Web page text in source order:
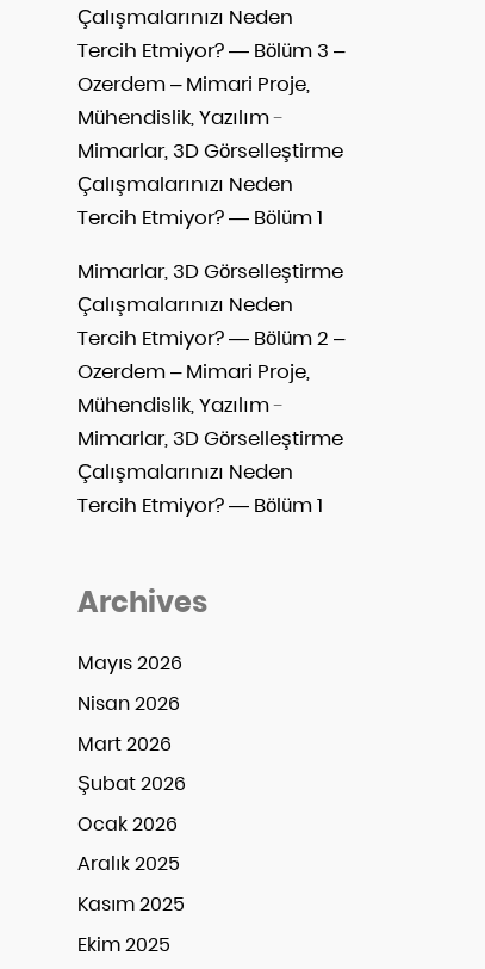
Çalışmalarınızı Neden
Tercih Etmiyor? — Bölüm 3 –
Ozerdem – Mimari Proje,
Mühendislik, Yazılım-
Mimarlar, 3D Görselleştirme
Çalışmalarınızı Neden
Tercih Etmiyor? — Bölüm 1
Mimarlar, 3D Görselleştirme
Çalışmalarınızı Neden
Tercih Etmiyor? — Bölüm 2 –
Ozerdem – Mimari Proje,
Mühendislik, Yazılım-
Mimarlar, 3D Görselleştirme
Çalışmalarınızı Neden
Tercih Etmiyor? — Bölüm 1
Archives
Mayıs 2026
Nisan 2026
Mart 2026
Şubat 2026
Ocak 2026
Aralık 2025
Kasım 2025
Ekim 2025